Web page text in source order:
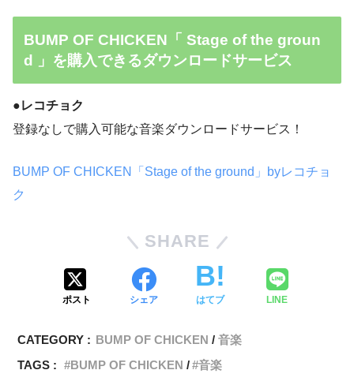
BUMP OF CHICKEN「 Stage of the groun
d 」を購入できるダウンロードサービス
●レコチョク
登録なしで購入可能な音楽ダウンロードサービス！
BUMP OF CHICKEN「Stage of the ground」byレコチョ
ク
SHARE
ポスト シェア はてブ LINE
CATEGORY : BUMP OF CHICKEN
音楽
TAGS :
BUMP OF CHICKEN 音楽